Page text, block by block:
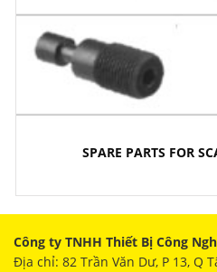
SPARE PARTS FOR
Công ty TNHH Thiết Bị Công
Địa chỉ: 82 Trần Văn Dư, P 13, Q